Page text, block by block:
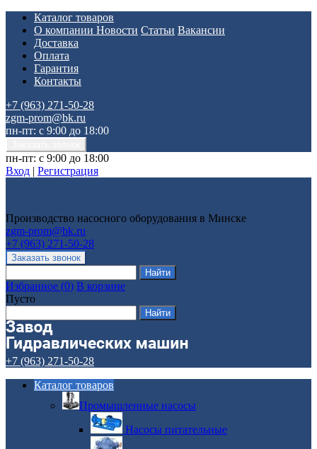
Каталог товаров
О компании Новости Статьи Вакансии
Доставка
Оплата
Гарантия
Контакты
+7 (963) 271-50-28
zgm-prom@bk.ru
пн-пт: с 9:00 до 18:00
пн-пт: с 9:00 до 18:00
Вход | Регистрация
Производство насосного оборудования в Минске
zgm-prom@bk.ru
+7 (963) 271-50-28
Избранное (0) В корзине
Пусто
+7 (963) 271-50-28
Каталог товаров
Промышленные насосы
Насосы питательные